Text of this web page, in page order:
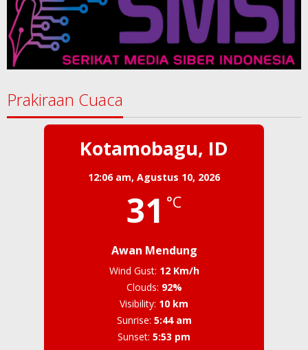
Prakiraan Cuaca
Kotamobagu, ID
12:06 am, Agustus 10, 2026
31 °C
Awan Mendung
Wind Gust: 12 Km/h
Clouds: 92%
Visibility: 10 km
Sunrise: 5:44 am
Sunset: 5:53 pm